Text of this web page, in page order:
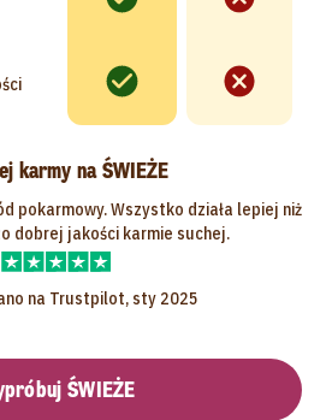
karmy na ŚWIEŻE
pokarmowy. Wszystko działa lepiej niż
dobrej jakości karmie suchej.
na Trustpilot, sty 2025
ŚWIEŻE